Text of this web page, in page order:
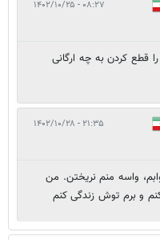
۰۸:۲۷ - ۱۴۰۲/۱۰/۲۵
قطع کردن به چه ارگانی
۲۱:۳۵ - ۱۴۰۲/۱۰/۲۸
واسه منم نریختن. من
و برم توش زندگی کنم